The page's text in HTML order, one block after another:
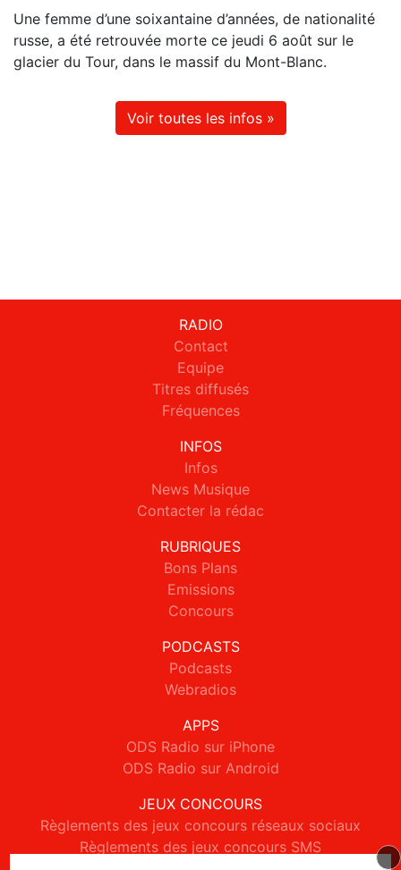
Une femme d’une soixantaine d’années, de nationalité
russe, a été retrouvée morte ce jeudi 6 août sur le
glacier du Tour, dans le massif du Mont-Blanc.
Voir toutes les infos »
RADIO
Contact
Equipe
Titres diffusés
Fréquences
INFOS
Infos
News Musique
Contacter la rédac
RUBRIQUES
Bons Plans
Emissions
Concours
PODCASTS
Podcasts
Webradios
APPS
ODS Radio sur iPhone
ODS Radio sur Android
JEUX CONCOURS
Règlements des jeux concours réseaux sociaux
Règlements des jeux concours SMS